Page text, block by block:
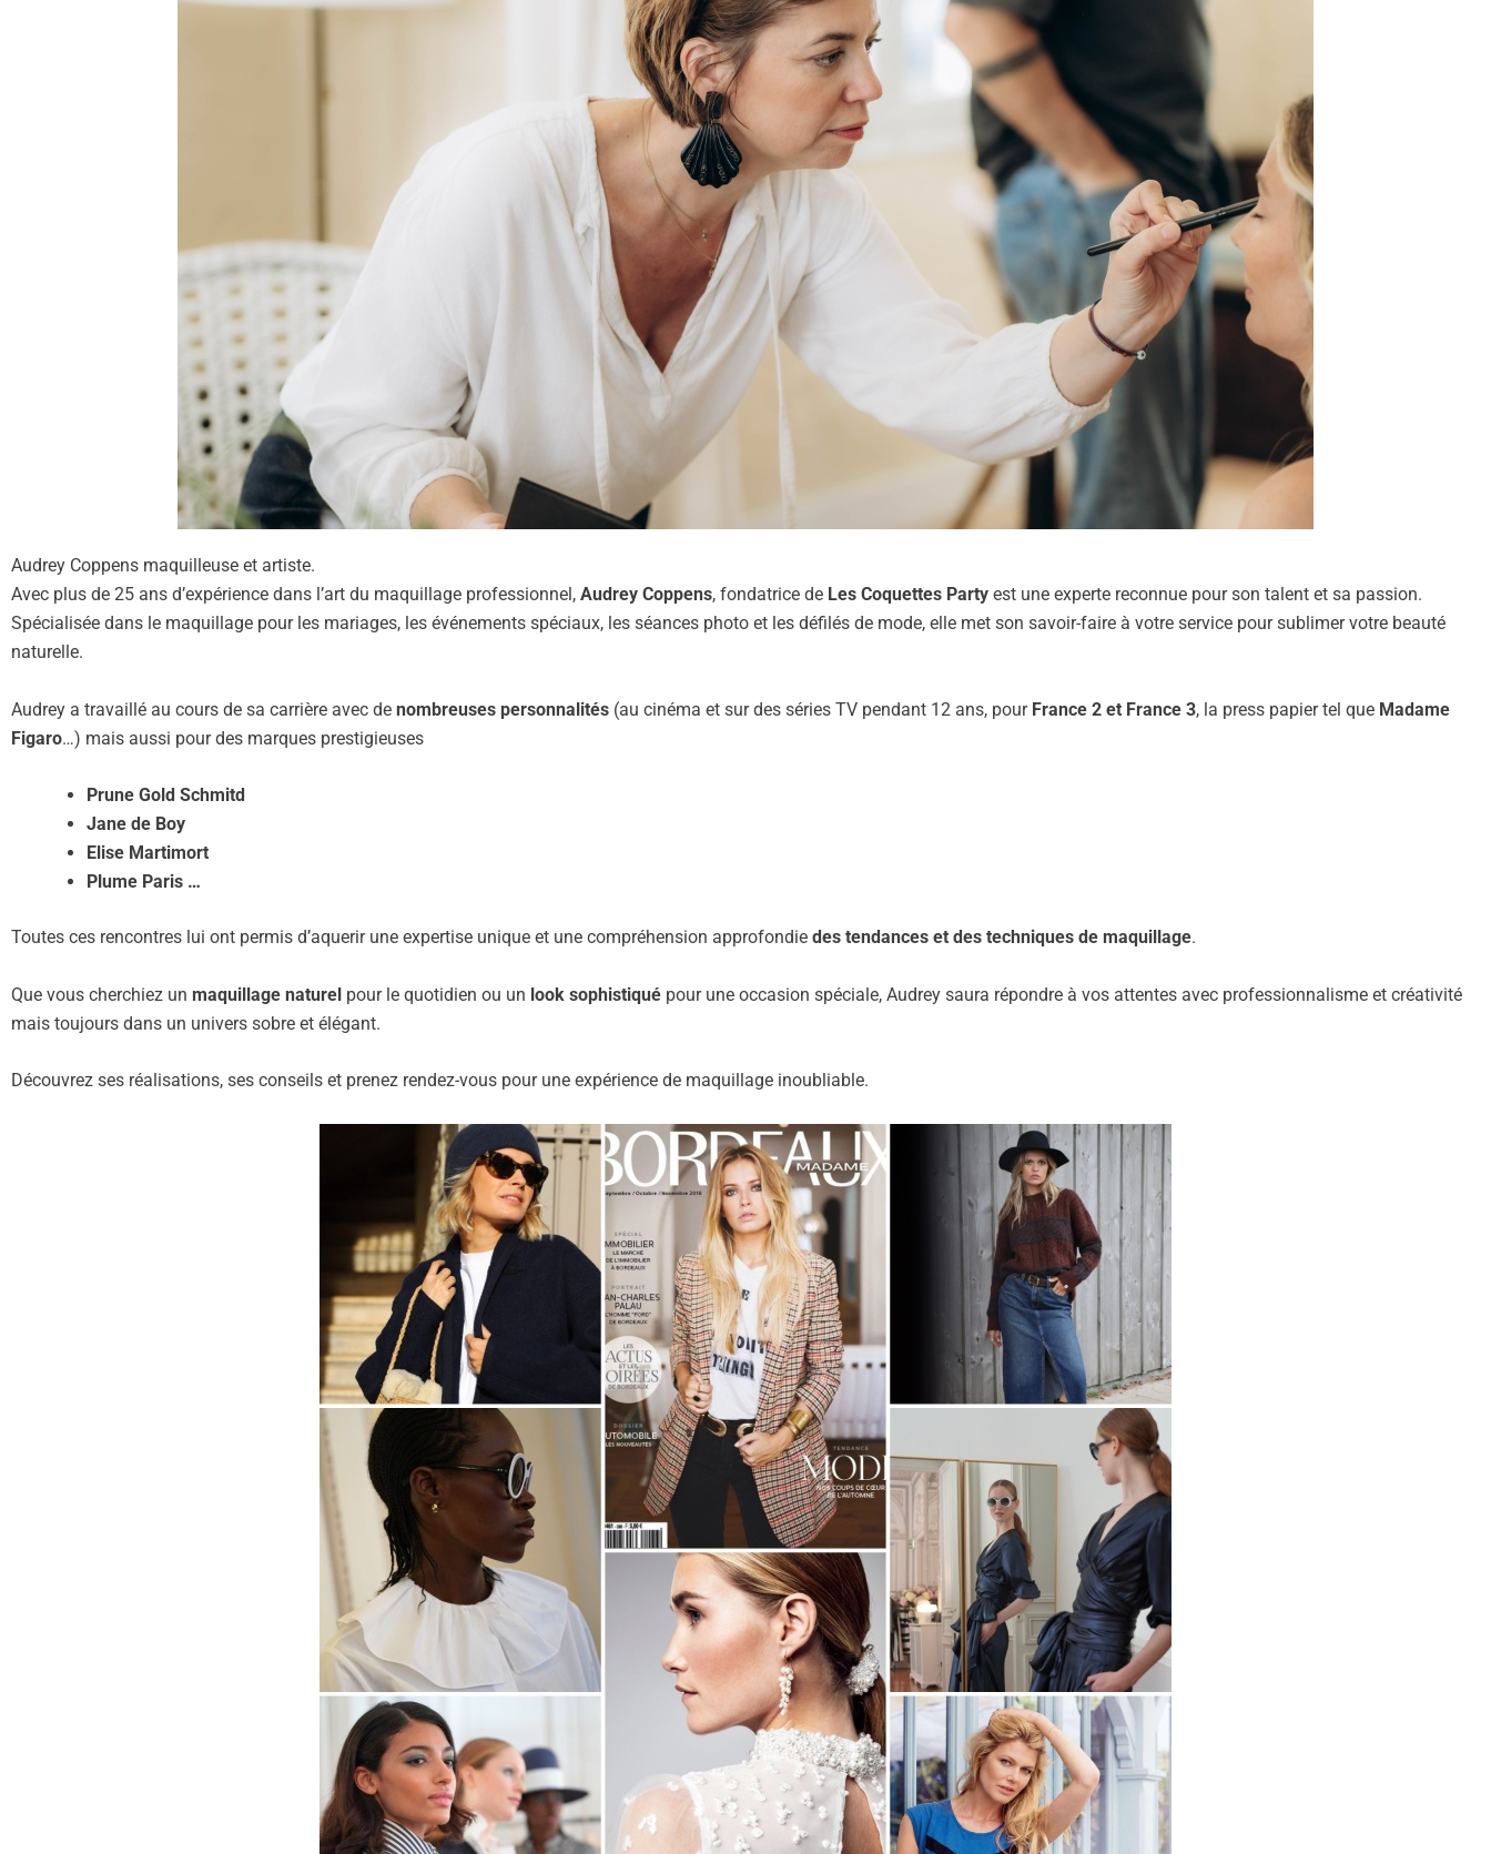
Audrey Coppens maquilleuse et artiste.
Avec plus de 25 ans d’expérience dans l’art du maquillage professionnel, Audrey Coppens, fondatrice de Les Coquettes Party est une experte reconnue pour son talent et sa passion.
Spécialisée dans le maquillage pour les mariages, les événements spéciaux, les séances photo et les défilés de mode, elle met son savoir-faire à votre service pour sublimer votre beauté
naturelle.
Audrey a travaillé au cours de sa carrière avec de nombreuses personnalités (au cinéma et sur des séries TV pendant 12 ans, pour France 2 et France 3, la press papier tel que Madame
Figaro…) mais aussi pour des marques prestigieuses
Prune Gold Schmitd
Jane de Boy
Elise Martimort
Plume Paris …
Toutes ces rencontres lui ont permis d’aquerir une expertise unique et une compréhension approfondie des tendances et des techniques de maquillage.
Que vous cherchiez un maquillage naturel pour le quotidien ou un look sophistiqué pour une occasion spéciale, Audrey saura répondre à vos attentes avec professionnalisme et créativité
mais toujours dans un univers sobre et élégant.
Découvrez ses réalisations, ses conseils et prenez rendez-vous pour une expérience de maquillage inoubliable.